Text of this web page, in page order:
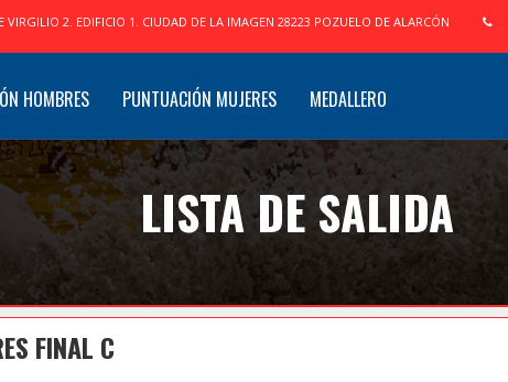
VIRGILIO 2. EDIFICIO 1. CIUDAD DE LA IMAGEN 28223 POZUELO DE ALARCÓN
HOMBRES PUNTUACIÓN MUJERES MEDALLERO
LISTA DE SALIDA
FINAL C